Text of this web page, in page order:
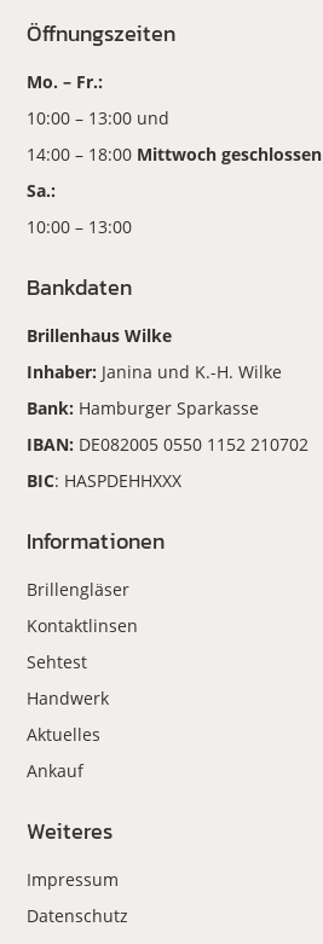
Öffnungszeiten
Mo. – Fr.:
10:00 – 13:00 und
14:00 – 18:00 Mittwoch geschlossen
Sa.:
10:00 – 13:00
Bankdaten
Brillenhaus Wilke
Inhaber: Janina und K.-H. Wilke
Bank: Hamburger Sparkasse
IBAN: DE082005 0550 1152 210702
BIC: HASPDEHHXXX
Informationen
Brillengläser
Kontaktlinsen
Sehtest
Handwerk
Aktuelles
Ankauf
Weiteres
Impressum
Datenschutz